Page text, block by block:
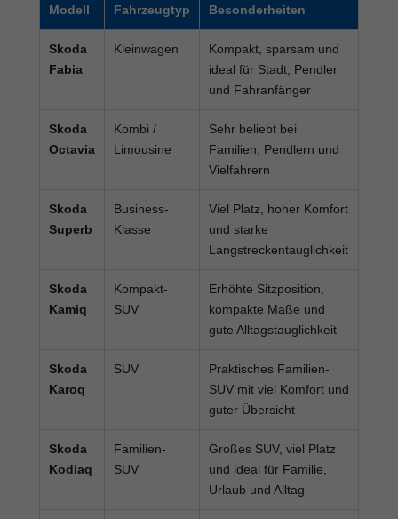
Modell Fahrzeugtyp Besonderheiten
Skoda
Fabia
Kleinwagen
Kompakt, sparsam und
ideal für Stadt, Pendler
und Fahranfänger
Skoda
Octavia
Kombi /
Limousine
Sehr beliebt bei
Familien, Pendlern und
Vielfahrern
Skoda
Superb
Business-
Klasse
Viel Platz, hoher Komfort
und starke
Langstreckentauglichkeit
Skoda
Kamiq
Kompakt-
SUV
Erhöhte Sitzposition,
kompakte Maße und
gute Alltagstauglichkeit
Skoda
Karoq
SUV
Praktisches Familien-
SUV mit viel Komfort und
guter Übersicht
Skoda
Kodiaq
Familien-
SUV
Großes SUV, viel Platz
und ideal für Familie,
Urlaub und Alltag